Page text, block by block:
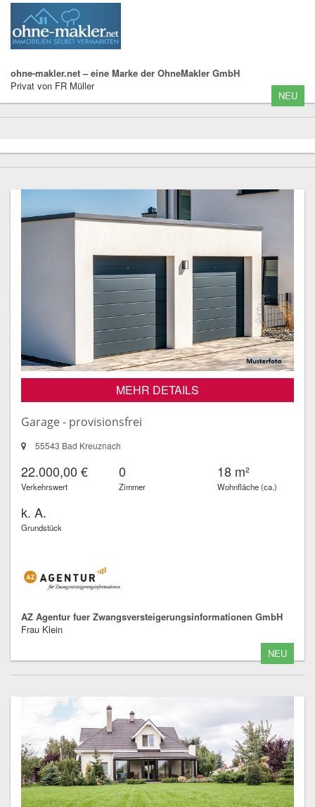
ohne-makler.net – eine Marke der OhneMakler GmbH
Privat von FR Müller
NEU
MEHR DETAILS
Garage - provisionsfrei
55543 Bad Kreuznach
22.000,00 €
Verkehrswert
0
Zimmer
18 m²
Wohnfläche (ca.)
k. A.
Grundstück
AZ Agentur fuer Zwangsversteigerungsinformationen GmbH
Frau Klein
NEU